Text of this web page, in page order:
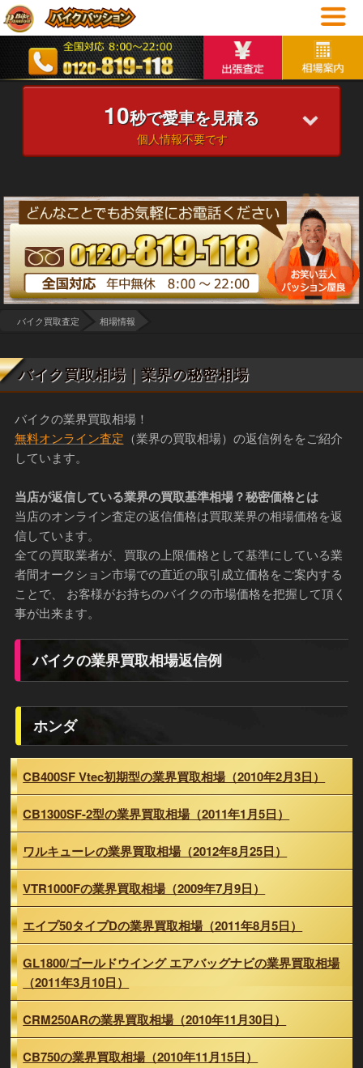
10秒で愛車を見積る
個人情報不要です
バイク買取査定 相場情報
バイク買取相場｜業界の秘密相場
バイクの業界買取相場！
無料オンライン査定 （業界の買取相場）の返信例ををご紹介
しています。
当店が返信している業界の買取基準相場？秘密価格とは
当店のオンライン査定の返信価格は買取業界の相場価格を返
信しています。
全ての買取業者が、買取の上限価格として基準にしている業
者間オークション市場での直近の取引成立価格をご案内する
ことで、 お客様がお持ちのバイクの市場価格を把握して頂く
事が出来ます。
バイクの業界買取相場返信例
ホンダ
CB400SF Vtec初期型の業界買取相場（2010年2月3日）
CB1300SF-2型の業界買取相場（2011年1月5日）
ワルキューレの業界買取相場（2012年8月25日）
VTR1000Fの業界買取相場（2009年7月9日）
エイプ50タイプDの業界買取相場（2011年8月5日）
GL1800/ゴールドウイング エアバッグナビの業界買取相場
（2011年3月10日）
CRM250ARの業界買取相場（2010年11月30日）
CB750の業界買取相場（2010年11月15日）